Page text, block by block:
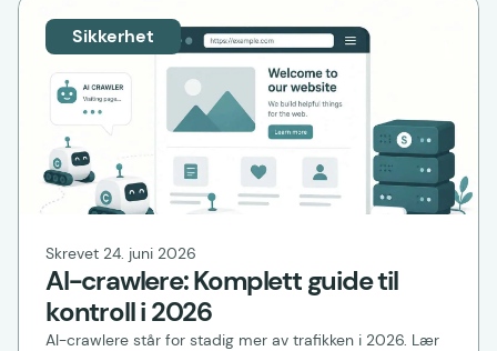
Sikkerhet
Skrevet 24. juni 2026
AI-crawlere: Komplett guide til
kontroll i 2026
AI-crawlere står for stadig mer av trafikken i 2026. Lær